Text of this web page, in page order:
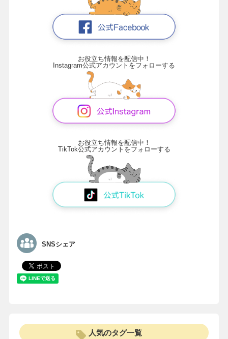
お役立ち情報を配信中！
Instagram公式アカウントをフォローする
お役立ち情報を配信中！
TikTok公式アカウントをフォローする
SNSシェア
人気のタグ一覧